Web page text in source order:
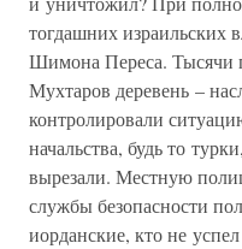
тогдашних израильских
Шимона Переса. Тысячи
Мухтаров деревень –
контролировали
начальства, будь то
вырезали. Местную
службы безопасности
иорданские, кто не